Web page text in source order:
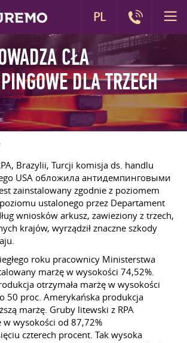
CŁA
DLA TRZECH
Brazylii, Turcji komisja ds. handlu
USA обложила антидемпинговыми
zainstalowany zgodnie z poziomem
ustalonego przez Departament
wniosków arkusz, zawieziony z trzech,
krajów, wyrządził znaczne szkody
roku pracownicy Ministerstwa
marżę w wysokości 74,52%.
otrzymała marżę w wysokości
50 proc. Amerykańska produkcja
marżę. Gruby litewski z RPA
w wysokości od 87,72%
czterech procent. Tak wysoka
PL